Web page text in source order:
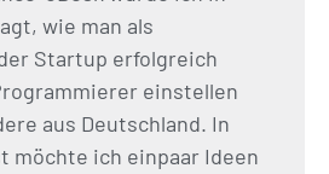
wie man als
Startup erfolgreich
einstellen
aus Deutschland. In
möchte ich einpaar Ideen